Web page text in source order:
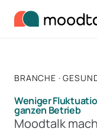
BRANCHE ·
Weniger
ganzen Betrieb
Moodtalk